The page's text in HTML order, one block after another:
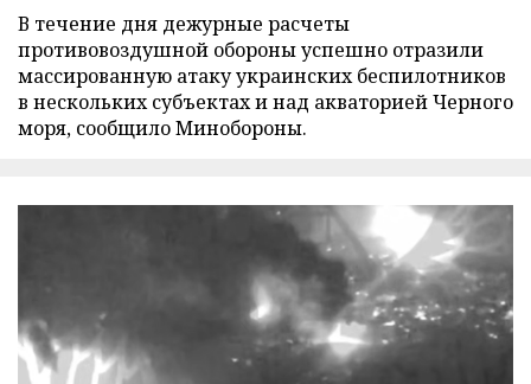
В течение дня дежурные расчеты
противовоздушной обороны успешно отразили
массированную атаку украинских беспилотников
в нескольких субъектах и над акваторией Черного
моря, сообщило Минобороны.